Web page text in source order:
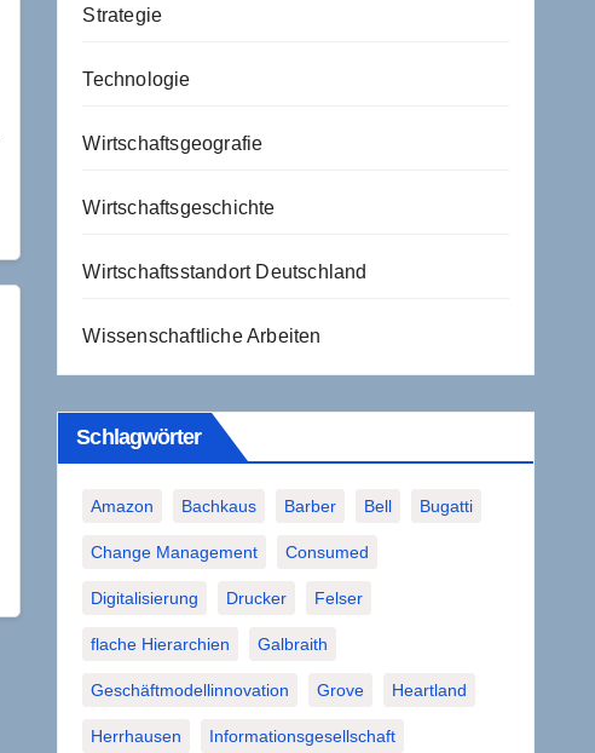
Strategie
Technologie
Wirtschaftsgeografie
Wirtschaftsgeschichte
Wirtschaftsstandort Deutschland
Wissenschaftliche Arbeiten
Schlagwörter
Amazon Bachkaus Barber Bell Bugatti
Change Management Consumed
Digitalisierung Drucker Felser
flache Hierarchien Galbraith
Geschäftmodellinnovation Grove Heartland
Herrhausen Informationsgesellschaft